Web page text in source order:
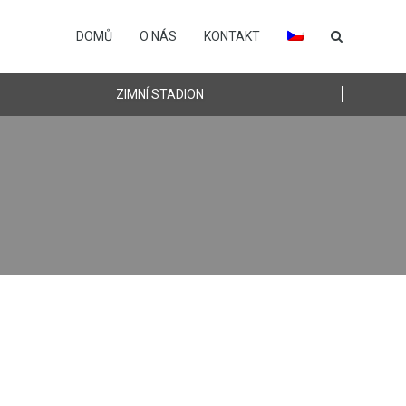
DOMŮ O NÁS KONTAKT
ZIMNÍ STADION